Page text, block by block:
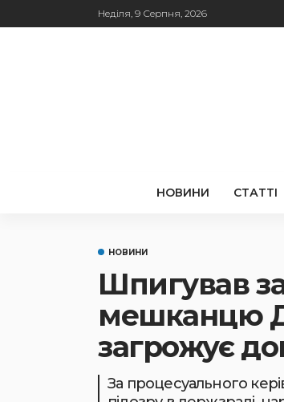
Неділя, 9 Серпня, 2026
НОВИНИ СТАТТІ
НОВИНИ
Шпигував
мешканцю
загрожує
За процесуального